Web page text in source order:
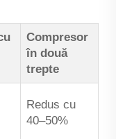
Compresor
în două
trepte
Redus cu
40–50%